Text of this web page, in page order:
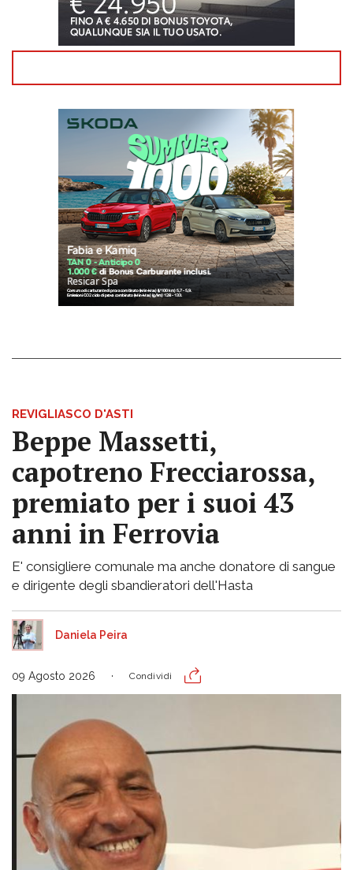
REVIGLIASCO D'ASTI
Beppe Massetti,
capotreno Frecciarossa,
premiato per i suoi 43
anni in Ferrovia
E' consigliere comunale ma anche donatore di sangue
e dirigente degli sbandieratori dell'Hasta
Daniela Peira
09 Agosto 2026 Condividi